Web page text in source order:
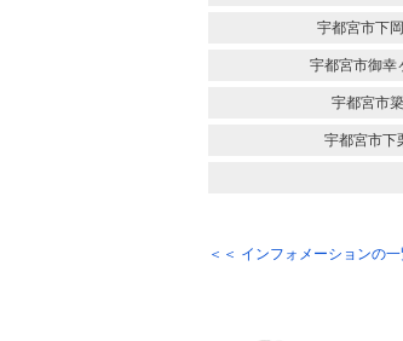
宇都宮市下
宇都宮市御
宇都宮市
宇都宮市
＜＜ インフォメーションの